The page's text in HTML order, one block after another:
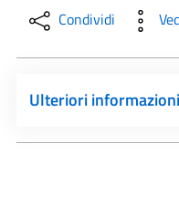
Condividi
Ulteriori informazioni